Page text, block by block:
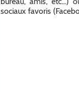
sociaux favoris